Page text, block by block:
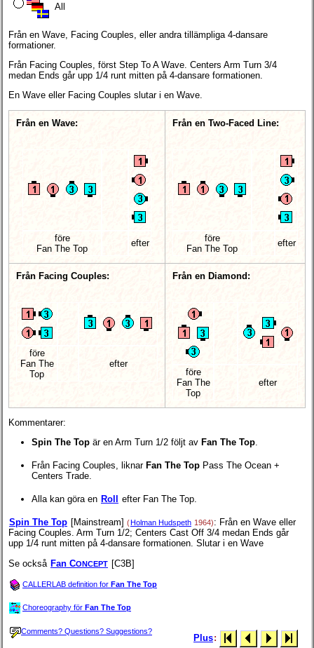
All
Från en Wave, Facing Couples, eller andra tillämpliga 4-dansare
formationer.
Från Facing Couples, först Step To A Wave. Centers Arm Turn 3/4
medan Ends går upp 1/4 runt mitten på 4-dansare formationen.
En Wave eller Facing Couples slutar i en Wave.
Från en Wave:
före
Fan The Top
efter
Från en Two-Faced Line:
före
Fan The Top
efter
Från Facing Couples:
före
Fan The
Top
efter
Från en Diamond:
före
Fan The
Top
efter
Kommentarer:
Spin The Top är en Arm Turn 1/2 följt av Fan The Top.
Från Facing Couples, liknar Fan The Top Pass The Ocean +
Centers Trade.
Alla kan göra en Roll efter Fan The Top.
Spin The Top [Mainstream] ( Holman Hudspeth 1964): Från en Wave eller
Facing Couples. Arm Turn 1/2; Centers Cast Off 3/4 medan Ends går
upp 1/4 runt mitten på 4-dansare formationen. Slutar i en Wave
Se också Fan CONCEPT [C3B]
CALLERLAB definition for Fan The Top
Choreography för Fan The Top
Comments? Questions? Suggestions?
Plus: